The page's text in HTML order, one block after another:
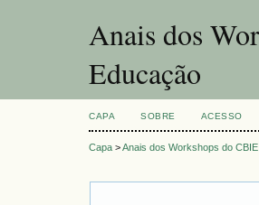
Anais dos
Educação
CAPA SOBRE ACESSO
Capa >Anais dos Workshops do